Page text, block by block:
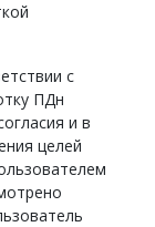
с
ПДн
и в
целей